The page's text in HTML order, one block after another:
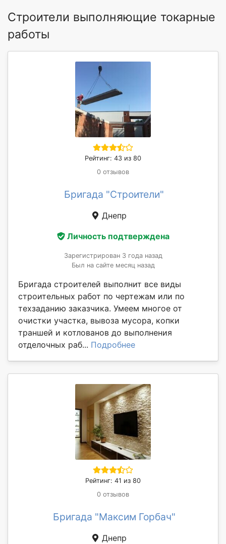
Строители выполняющие токарные
работы
Рейтинг: 43 из 80
0 отзывов
Бригада "Строители"
Днепр
Личность подтверждена
Зарегистрирован 3 года назад
Был на сайте месяц назад
Бригада строителей выполнит все виды
строительных работ по чертежам или по
техзаданию заказчика. Умеем многое от
очистки участка, вывоза мусора, копки
траншей и котлованов до выполнения
отделочных раб... Подробнее
Рейтинг: 41 из 80
0 отзывов
Бригада "Максим Горбач"
Днепр